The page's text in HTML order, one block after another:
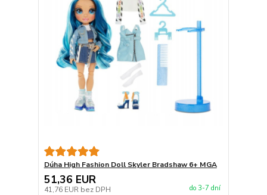
Dúha High Fashion Doll Skyler Bradshaw 6+ MGA
51,36 EUR
41,76 EUR bez DPH do 3-7 dní